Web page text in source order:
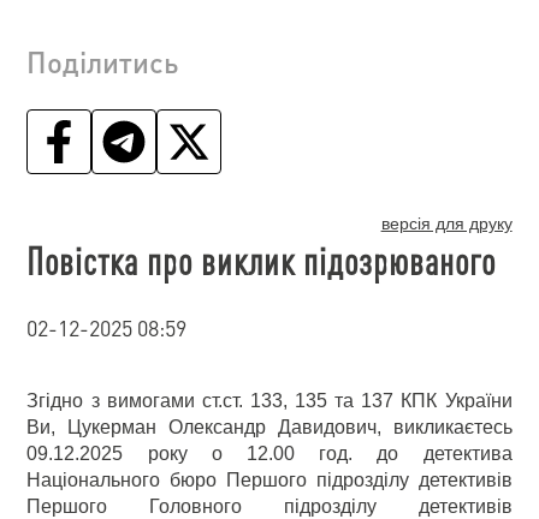
Поділитись
версія для друку
Повістка про виклик підозрюваного
02-12-2025 08:59
Згідно з вимогами ст.ст. 133, 135 та 137 КПК України
Ви, Цукерман Олександр Давидович, викликаєтесь
09.12.2025 року о 12.00 год. до детектива
Національного бюро Першого підрозділу детективів
Першого Головного підрозділу детективів